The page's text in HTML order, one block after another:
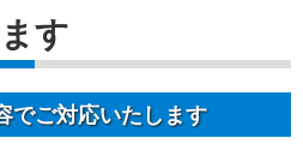
ます
でご対応いたします